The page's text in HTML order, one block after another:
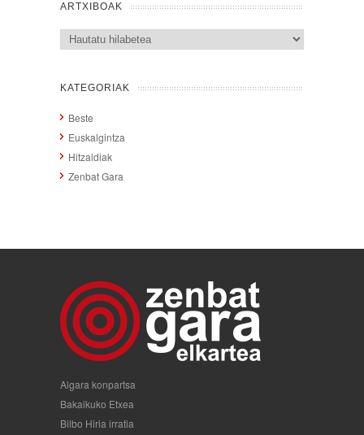
ARTXIBOAK
Artxiboak
KATEGORIAK
Beste
Euskalgintza
Hitzaldiak
Zenbat Gara
Algara konpartsa
Bakaikuko Etxea
Bilbo Hiria irratia